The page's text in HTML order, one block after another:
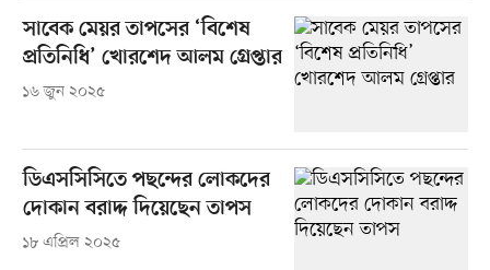
সাবেক মেয়র তাপসের ‘বিশেষ
প্রতিনিধি’ খোরশেদ আলম গ্রেপ্তার
১৬ জুন ২০২৫
ডিএসসিসিতে পছন্দের লোকদের
দোকান বরাদ্দ দিয়েছেন তাপস
১৮ এপ্রিল ২০২৫